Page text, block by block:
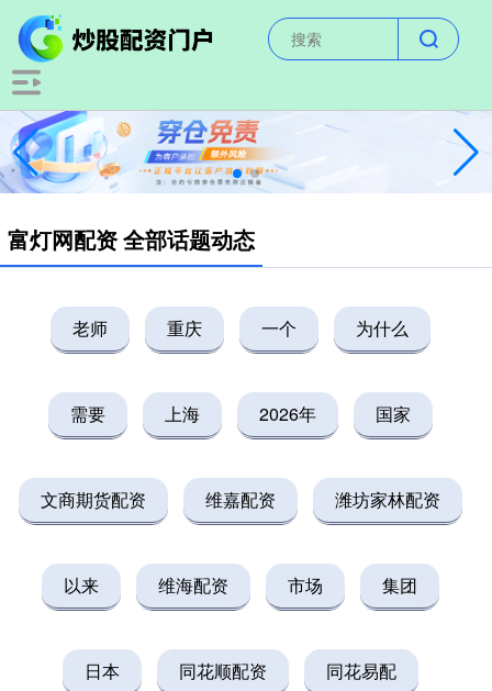
富灯网配资 全部话题动态
老师 重庆 一个 为什么
需要 上海 2026年 国家
文商期货配资 维嘉配资 潍坊家林配资
以来 维海配资 市场 集团
日本 同花顺配资 同花易配